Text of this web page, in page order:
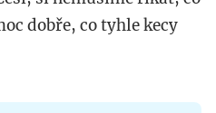
dobře, co tyhle kecy